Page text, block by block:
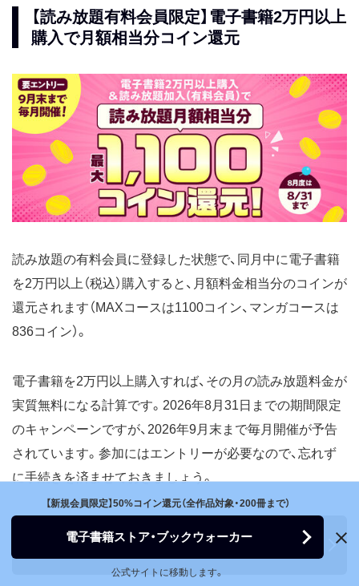
【読み放題有料会員限定】電子書籍2万円以上
購入で月額相当分コイン還元
読み放題の有料会員に登録した状態で、同月中に電子書籍
を2万円以上（税込）購入すると、月額料金相当分のコインが
還元されます（MAXコースは1100コイン、マンガコースは
836コイン）。
電子書籍を2万円以上購入すれば、その月の読み放題料金が
実質無料になる計算です。2026年8月31日までの期間限定
のキャンペーンですが、2026年9月末まで毎月開催が予告
されています。参加にはエントリーが必要なので、忘れず
に手続きを済ませておきましょう。
【ブックウォーカー】読み放題会員なら、電子書籍2万円以
【新規会員限定】50%コイン還元（全作品対象・200冊まで）
電子書籍ストア・ブックウォーカー
公式サイトに移動します。